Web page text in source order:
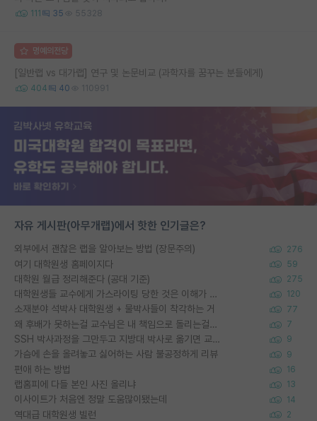
111 35 55328
명예의전당
[일반랩 vs 대가랩] 연구 및 논문비교 (과학자를 꿈꾸는 분들에게)
404 40 110991
자유 게시판(아무개랩)에서 핫한 인기글은?
외부에서 괜찮은 랩을 알아보는 방법 (장문주의) 276
여기 대학원생 홈페이지다 59
대학원 월급 정리해준다 (공대 기준) 275
대학원생들 교수에게 가스라이팅 당한 것은 이해가 갑니다. 안타깝네요. 120
소재분야 석박사 대학원생 + 물박사들이 착각하는 거 77
왜 후배가 못하는걸 교수님은 내 책임으로 돌리는걸까요? 7
SSH 박사과정을 그만두고 지방대 박사로 옮기면 교수의 꿈은 끝일까요? 9
가슴에 손을 올려놓고 싫어하는 사람 불공정하게 리뷰 9
편애 하는 방법 16
랩홈피에 다들 본인 사진 올리냐 13
이사이트가 처음엔 정말 도움많이됐는데 14
역대급 대학원생 빌런 2